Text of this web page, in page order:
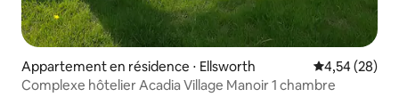
Appartement en résidence ⋅ Ellsworth Évaluation
4,54 (28)
Complexe hôtelier Acadia Village Manoir 1 chambre